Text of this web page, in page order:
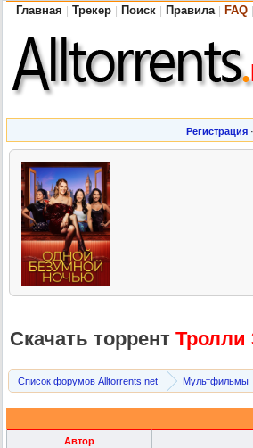
Главная Трекер Поиск Правила FAQ
Регистрация ·
Скачать торрент Тролли
Список форумов Alltorrents.net Мультфильмы
Автор